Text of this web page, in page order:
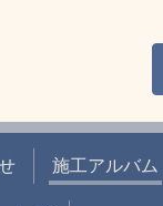
施工アルバム